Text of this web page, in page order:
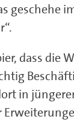
geschehe
dass die
in